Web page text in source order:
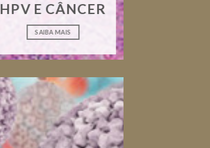
HPV E CÂNCER
SAIBA MAIS